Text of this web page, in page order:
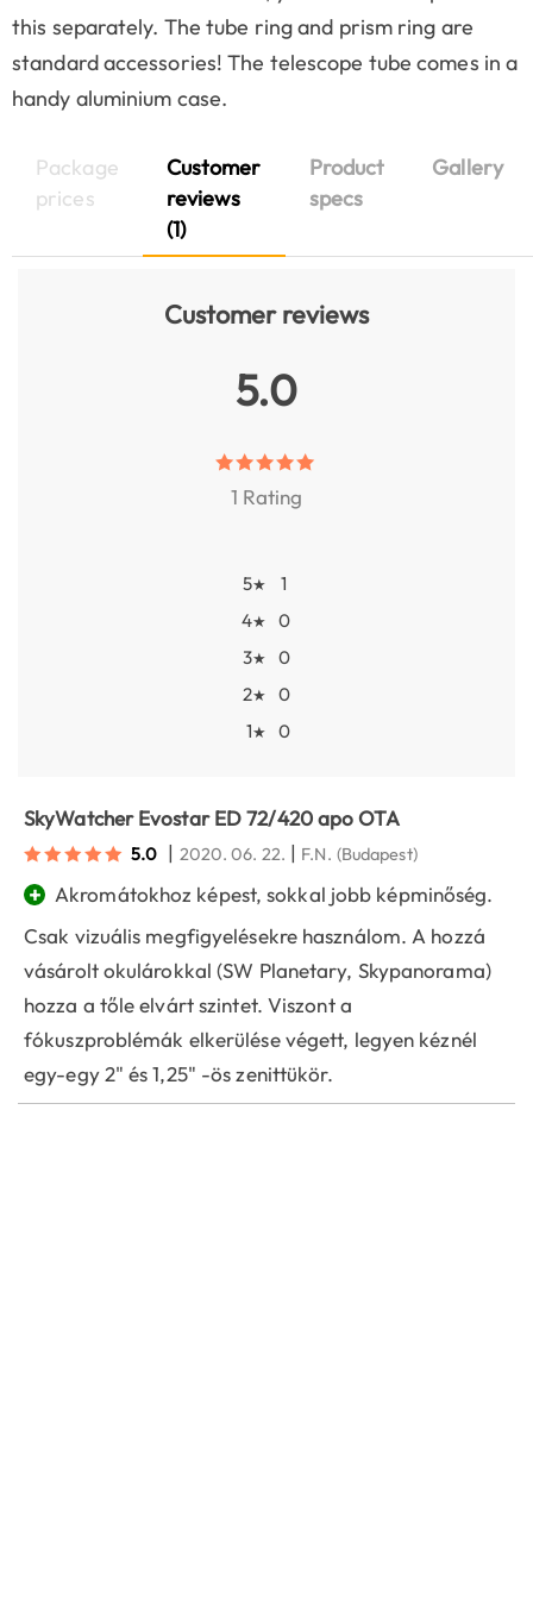
this separately. The tube ring and prism ring are
standard accessories! The telescope tube comes in a
handy aluminium case.
Package
prices
Customer
reviews
(1)
Product
specs
Gallery
Customer reviews
5.0
1 Rating
5★
1
4★
0
3★
0
2★
0
1★ 0
SkyWatcher Evostar ED 72/420 apo OTA
5.0 | 2020. 06. 22. | F.N. (Budapest)
+ Akromátokhoz képest, sokkal jobb képminőség.
Csak vizuális megfigyelésekre használom. A hozzá
vásárolt okulárokkal (SW Planetary, Skypanorama)
hozza a tőle elvárt szintet. Viszont a
fókuszproblémák elkerülése végett, legyen kéznél
egy-egy 2" és 1,25" -ös zenittükör.